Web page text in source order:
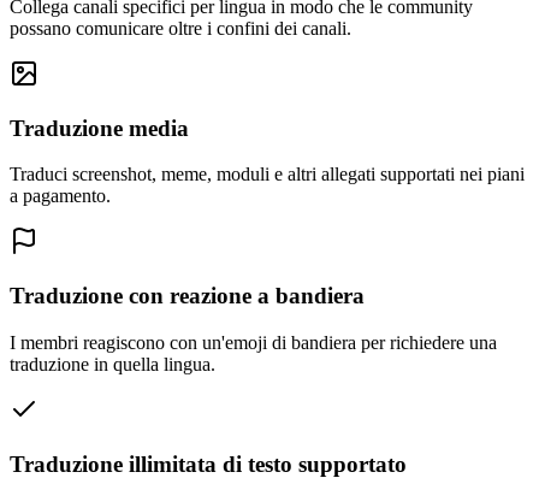
Collega canali specifici per lingua in modo che le community
possano comunicare oltre i confini dei canali.
Traduzione media
Traduci screenshot, meme, moduli e altri allegati supportati nei piani
a pagamento.
Traduzione con reazione a bandiera
I membri reagiscono con un'emoji di bandiera per richiedere una
traduzione in quella lingua.
Traduzione illimitata di testo supportato